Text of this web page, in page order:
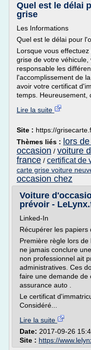
Quel est le délai
grise
Les Informations
Quel est le délai pour
Lorsque vous
grise de votre
responsable les
l'accomplissement de
avoir votre certificat
temps. Heureusement,
Lire la suite
Site : https://
Thèmes liés : lors
occasion / voiture
france / certificat de
carte grise voiture
occasion chez
Voiture
prévoir -
Linked-In
Récupérer les papiers
Première règle lors
ne jamais conclure
non professionnel ait
administratives. Ces
faire une demande de
assurance auto .
Le certificat
Considéré...
Lire la suite
Date: 2017-09-26
Site : https://